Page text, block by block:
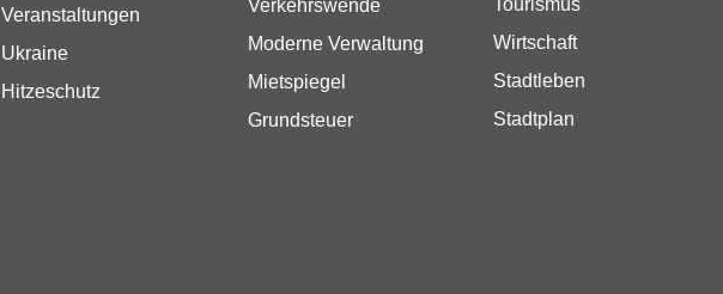
Veranstaltungen
Ukraine
Hitzeschutz
Verkehrswende
Moderne Verwaltung
Mietspiegel
Grundsteuer
Wirtschaft
Stadtleben
Stadtplan